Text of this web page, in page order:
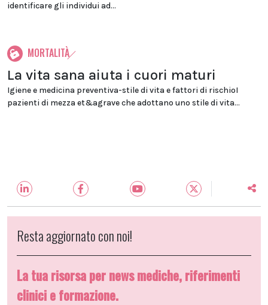
identificare gli individui ad...
MORTALITÀ
La vita sana aiuta i cuori maturi
Igiene e medicina preventiva-stile di vita e fattori di rischioI
pazienti di mezza et&agrave che adottano uno stile di vita...
Resta aggiornato con noi!
La tua risorsa per news mediche, riferimenti
clinici e formazione.